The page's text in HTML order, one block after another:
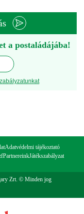
a postaládájába!
Adatvédelmi tájékoztató
PartnereinkJátékszabályzat
Zrt. © Minden jog